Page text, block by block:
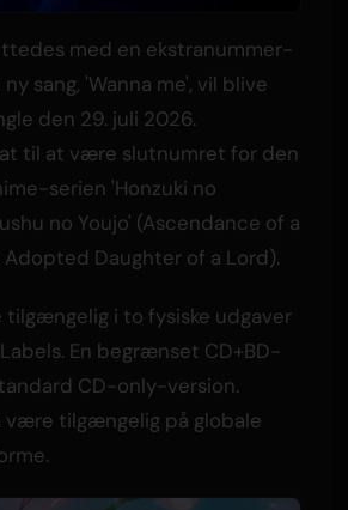
med en ekstranummer-
sang, 'Wanna me', vil blive
den 29. juli 2026.
til at være slutnumret for den
serien 'Honzuki no
no Youjo' (Ascendance of a
Adopted Daughter of a Lord).
tilgængelig i to fysiske udgaver
En begrænset CD+BD-
CD-only-version.
være tilgængelig på globale